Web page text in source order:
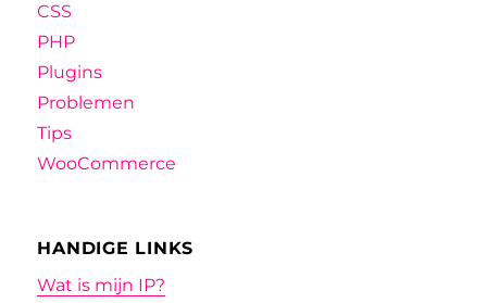
CSS
PHP
Plugins
Problemen
Tips
WooCommerce
HANDIGE LINKS
Wat is mijn IP?